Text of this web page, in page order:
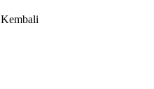
Kembali